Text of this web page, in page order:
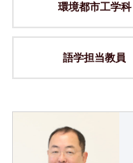
環境都市工学科
語学担当教員